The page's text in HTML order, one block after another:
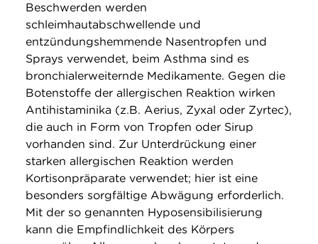
Beschwerden werden
schleimhautabschwellende und
entzündungshemmende Nasentropfen und
Sprays verwendet, beim Asthma sind es
bronchialerweiternde Medikamente. Gegen die
Botenstoffe der allergischen Reaktion wirken
Antihistaminika (z.B. Aerius, Zyxal oder Zyrtec),
die auch in Form von Tropfen oder Sirup
vorhanden sind. Zur Unterdrückung einer
starken allergischen Reaktion werden
Kortisonpräparate verwendet; hier ist eine
besonders sorgfältige Abwägung erforderlich.
Mit der so genannten Hyposensibilisierung
kann die Empfindlichkeit des Körpers